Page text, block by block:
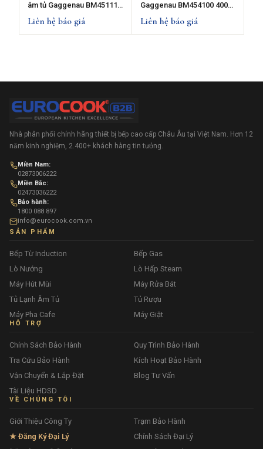
âm tủ Gaggenau BM451110
400 series-Thép không
gỉ-50L -Bản lề cửa bên trái
Liên hệ báo giá
Gaggenau BM454100 400
series - Màu đen- 50L - Bản
lề cửa bên phải
Liên hệ báo giá
Nhà phân phối chính hãng thiết bị bếp cao cấp Châu Âu tại Việt Nam. Hơn 12
năm kinh nghiệm, 2.400+ khách hàng tin tưởng.
Miền Nam:
02873006222
Miền Bắc:
02473036222
Bảo hành:
1800 088 897
info@eurocook.com.vn
SẢN PHẨM
Bếp Từ Induction
Bếp Gas
Lò Nướng
Lò Hấp Steam
Máy Hút Mùi
Máy Rửa Bát
Tủ Lạnh Âm Tủ
Tủ Rượu
Máy Pha Cafe
Máy Giặt
HỖ TRỢ
Chính Sách Bảo Hành
Quy Trình Bảo Hành
Tra Cứu Bảo Hành
Kích Hoạt Bảo Hành
Vận Chuyển & Lắp Đặt
Blog Tư Vấn
Tài Liệu HDSD
VỀ CHÚNG TÔI
Giới Thiệu Công Ty
Trạm Bảo Hành
★ Đăng Ký Đại Lý
Chính Sách Đại Lý